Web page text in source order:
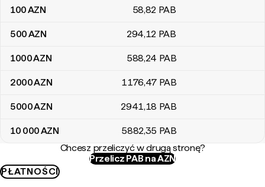
100AZN 58,82 PAB
500AZN 294,12 PAB
1000AZN 588,24 PAB
2000AZN 1176,47 PAB
5000AZN 2941,18 PAB
10 000AZN 5882,35 PAB
Chcesz przeliczyć w drugą stronę?
Przelicz PAB na AZN
PŁATNOŚCI